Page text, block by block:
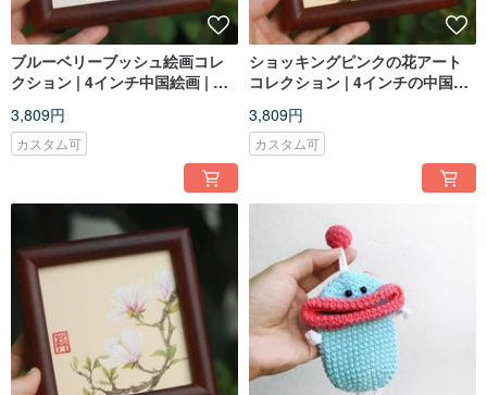
ブルーベリーブッシュ絵画コレ
クション | 4インチ中国絵画 | 無
3,809円
カスタム可
ショッキングピンクの花アート
コレクション | 4インチの中国絵
3,809円
カスタム可